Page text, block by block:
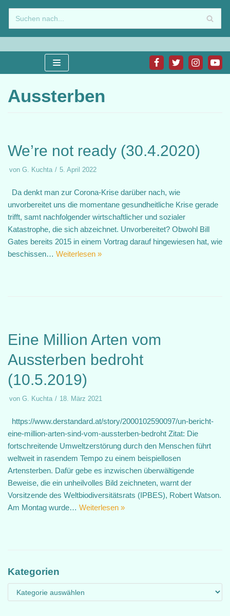
Zum
Inhalt
springen
Aussterben
We’re not ready (30.4.2020)
von G. Kuchta 5. April 2022
Da denkt man zur Corona-Krise darüber nach, wie
unvorbereitet uns die momentane gesundheitliche Krise gerade
trifft, samt nachfolgender wirtschaftlicher und sozialer
Katastrophe, die sich abzeichnet. Unvorbereitet? Obwohl Bill
Gates bereits 2015 in einem Vortrag darauf hingewiesen hat, wie
beschissen… Weiterlesen »
Eine Million Arten vom
Aussterben bedroht
(10.5.2019)
von G. Kuchta 18. März 2021
https://www.derstandard.at/story/2000102590097/un-bericht-
eine-million-arten-sind-vom-aussterben-bedroht Zitat: Die
fortschreitende Umweltzerstörung durch den Menschen führt
weltweit in rasendem Tempo zu einem beispiellosen
Artensterben. Dafür gebe es inzwischen überwältigende
Beweise, die ein unheilvolles Bild zeichneten, warnt der
Vorsitzende des Weltbiodiversitätsrats (IPBES), Robert Watson.
Am Montag wurde… Weiterlesen »
Kategorien